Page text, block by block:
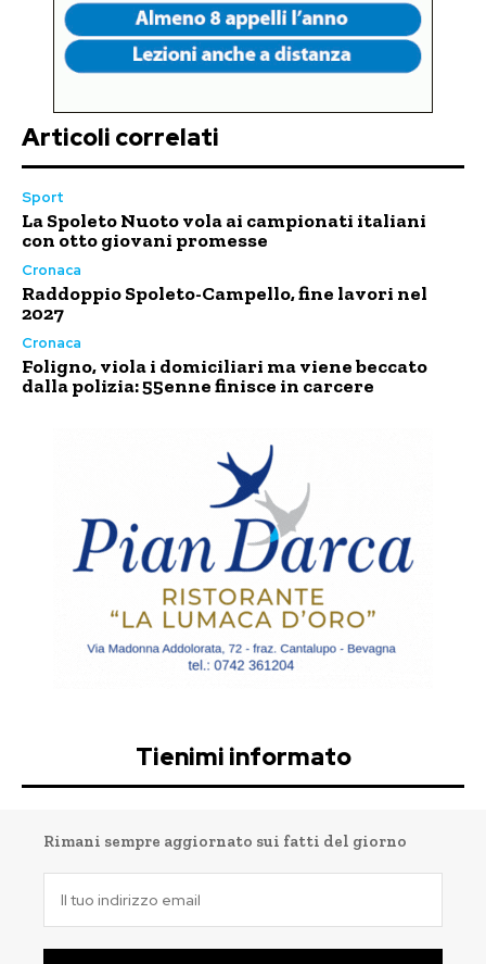
Articoli correlati
Sport
La Spoleto Nuoto vola ai campionati italiani
con otto giovani promesse
Cronaca
Raddoppio Spoleto-Campello, fine lavori nel
2027
Cronaca
Foligno, viola i domiciliari ma viene beccato
dalla polizia: 55enne finisce in carcere
Tienimi informato
Rimani sempre aggiornato sui fatti del giorno